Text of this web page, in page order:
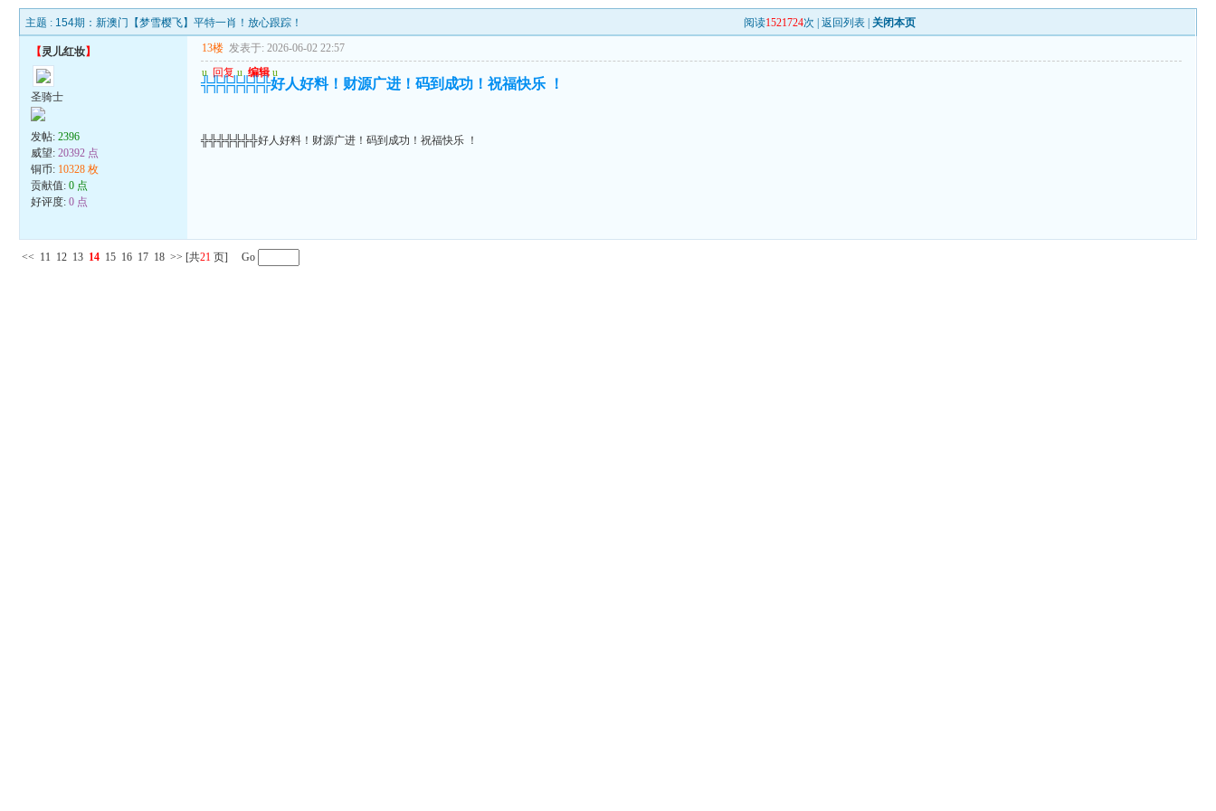
主题 : 154期：新澳门【梦雪樱飞】平特一肖！放心跟踪！ 阅读1521724次 |返回列表 关闭本页
【灵儿红妆】
圣骑士
发帖:2396
威望:20392 点
铜币: 10328 枚
贡献值:0 点
好评度:0 点
13楼 发表于: 2026-06-02 22:57
u 回复 u 编辑 u
╬╬╬╬╬╬╬好人好料！财源广进！码到成功！祝福快乐 ！
╬╬╬╬╬╬╬好人好料！财源广进！码到成功！祝福快乐 ！
<< 11 12 13 14 15 16 17 18 >> [共21 页] Go